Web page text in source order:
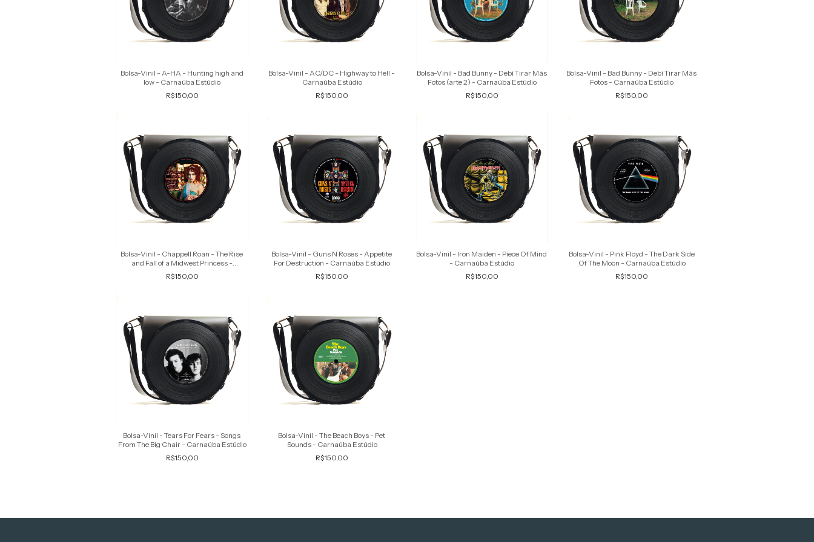
Bolsa-Vinil - A-HA - Hunting high and
low - Carnaúba Estúdio
R$150,00
Bolsa-Vinil - AC/DC - Highway to Hell -
Carnaúba Estúdio
R$150,00
Bolsa-Vinil - Bad Bunny - Debí Tirar Más
Fotos (arte 2) - Carnaúba Estúdio
R$150,00
Bolsa-Vinil - Bad Bunny - Debí Tirar Más
Fotos - Carnaúba Estúdio
R$150,00
Bolsa-Vinil - Chappell Roan - The Rise
and Fall of a Midwest Princess -
Carnaúba Estúdio
R$150,00
Bolsa-Vinil - Guns N Roses - Appetite
For Destruction - Carnaúba Estúdio
R$150,00
Bolsa-Vinil - Iron Maiden - Piece Of Mind
- Carnaúba Estúdio
R$150,00
Bolsa-Vinil - Pink Floyd - The Dark Side
Of The Moon - Carnaúba Estúdio
R$150,00
Bolsa-Vinil - Tears For Fears - Songs
From The Big Chair - Carnaúba Estúdio
R$150,00
Bolsa-Vinil - The Beach Boys - Pet
Sounds - Carnaúba Estúdio
R$150,00